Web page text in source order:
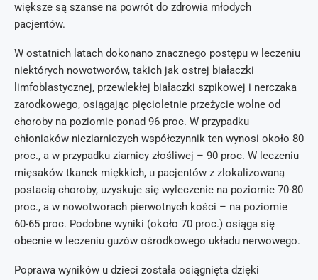
większe są szanse na powrót do zdrowia młodych
pacjentów.
W ostatnich latach dokonano znacznego postępu w leczeniu
niektórych nowotworów, takich jak ostrej białaczki
limfoblastycznej, przewlekłej białaczki szpikowej i nerczaka
zarodkowego, osiągając pięcioletnie przeżycie wolne od
choroby na poziomie ponad 96 proc. W przypadku
chłoniaków nieziarniczych współczynnik ten wynosi około 80
proc., a w przypadku ziarnicy złośliwej – 90 proc. W leczeniu
mięsaków tkanek miękkich, u pacjentów z zlokalizowaną
postacią choroby, uzyskuje się wyleczenie na poziomie 70-80
proc., a w nowotworach pierwotnych kości – na poziomie
60-65 proc. Podobne wyniki (około 70 proc.) osiąga się
obecnie w leczeniu guzów ośrodkowego układu nerwowego.
Poprawa wyników u dzieci została osiągnięta dzięki